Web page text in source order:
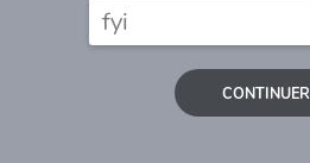
CONTINUER